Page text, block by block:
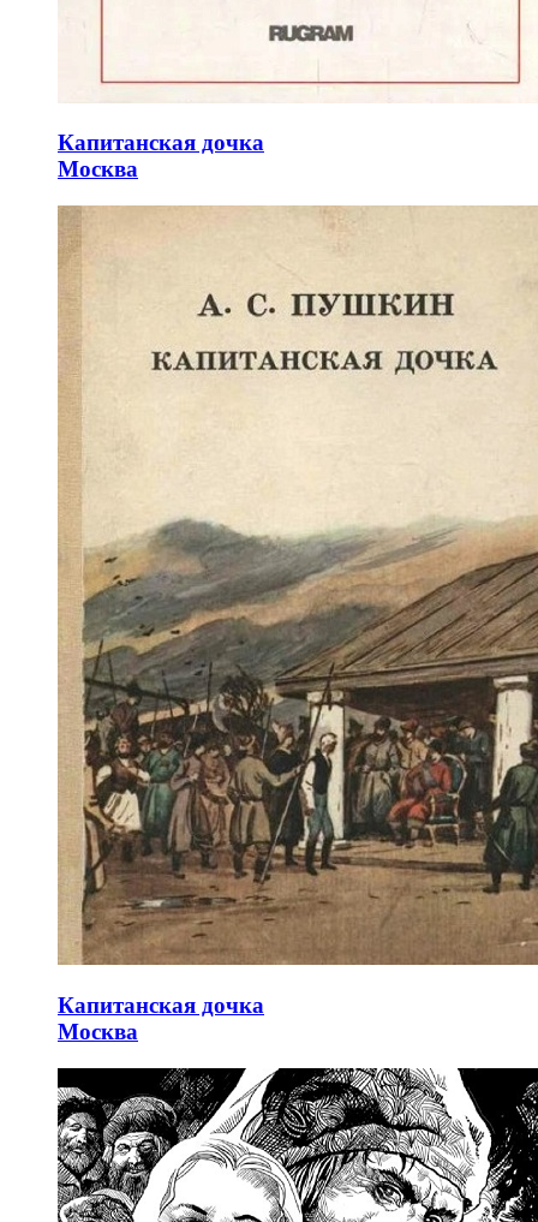
Капитанская дочка
Москва
Капитанская дочка
Москва